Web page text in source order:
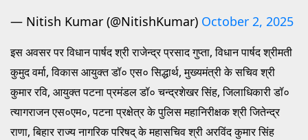
— Nitish Kumar (@NitishKumar) October 2, 2025
इस अवसर पर विधान पार्षद श्री राजेन्द्र प्रसाद गुप्ता, विधान पार्षद श्रीमती
कुमुद वर्मा, विकास आयुक्त डॉ० एस० सिद्धार्थ, मुख्यमंत्री के सचिव श्री
कुमार रवि, आयुक्त पटना प्रमंडल डॉ० चन्द्रशेखर सिंह, जिलाधिकारी डॉ०
त्यागराजन एस०एम०, पटना प्रक्षेत्र के पुलिस महानिरीक्षक श्री जितेन्द्र
राणा, बिहार राज्य नागरिक परिषद् के महासचिव श्री अरविंद कुमार सिंह